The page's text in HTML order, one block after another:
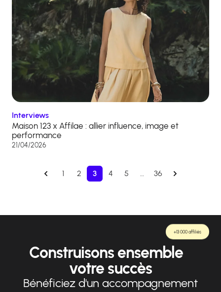
Interviews
Maison 123 x Affilae : allier influence, image et
performance
21/04/2026
1 2 3 4 5 … 36
+13 000 affiliés
Construisons ensemble
votre succès
Bénéficiez d'un accompagnement